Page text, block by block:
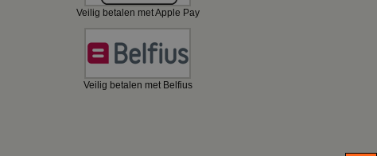
Veilig betalen met Apple Pay
Veilig betalen met Belfius